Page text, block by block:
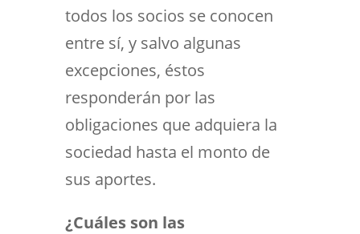
todos los socios se conocen
entre sí, y salvo algunas
excepciones, éstos
responderán por las
obligaciones que adquiera la
sociedad hasta el monto de
sus aportes.
¿Cuáles son las